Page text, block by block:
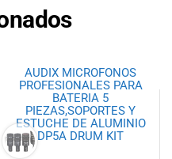
AUDIX MICROFONOS
PROFESIONALES PARA
BATERIA 5
PIEZAS,SOPORTES Y
ESTUCHE DE ALUMINIO
DP5A DRUM KIT